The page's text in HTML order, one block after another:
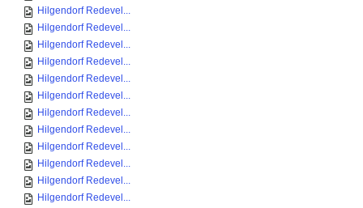
Hilgendorf Redevel...
Hilgendorf Redevel...
Hilgendorf Redevel...
Hilgendorf Redevel...
Hilgendorf Redevel...
Hilgendorf Redevel...
Hilgendorf Redevel...
Hilgendorf Redevel...
Hilgendorf Redevel...
Hilgendorf Redevel...
Hilgendorf Redevel...
Hilgendorf Redevel...